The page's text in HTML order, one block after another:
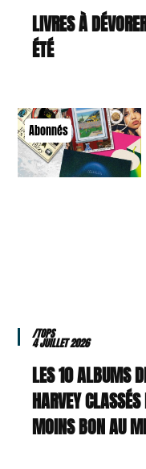
9 LIVRES À
ÉTÉ
Abonnés
/TOPS
4 JUILLET 2026
LES 10 ALBUMS
HARVEY CLASSÉS
MOINS BON AU